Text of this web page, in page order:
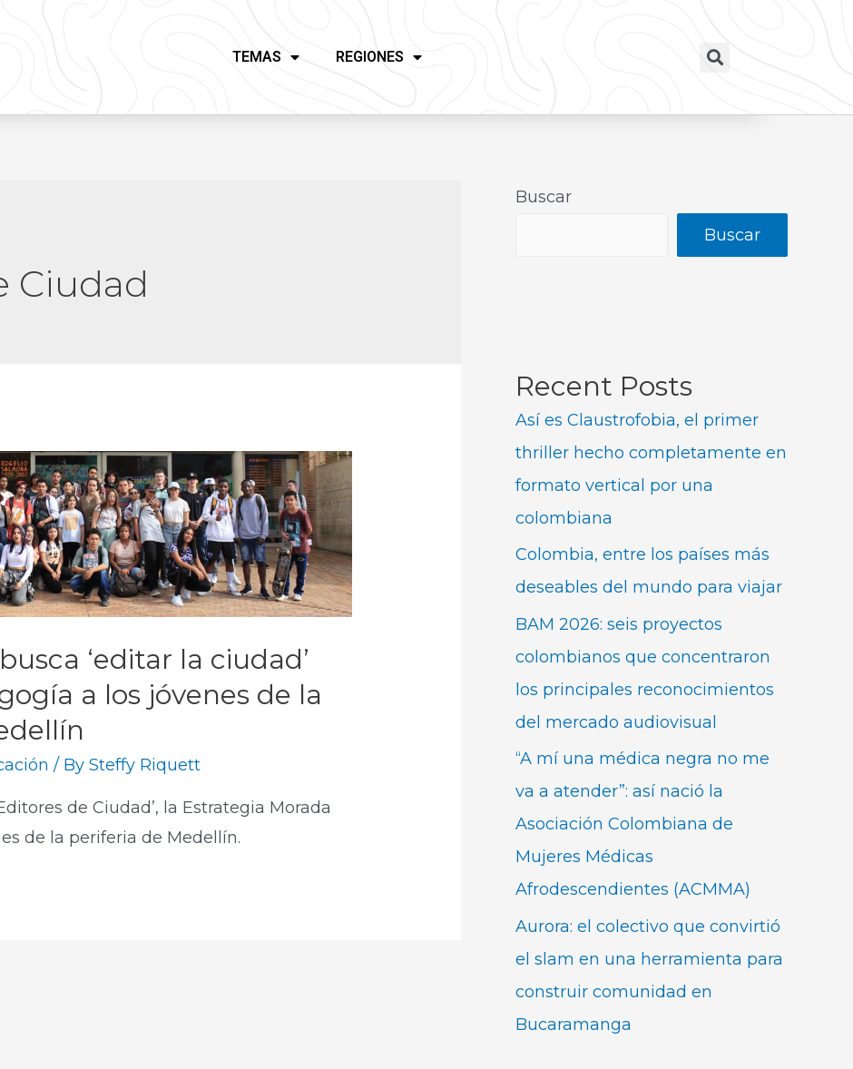
TEMAS REGIONES
Ciudad
‘editar la ciudad’
a los jóvenes de la
/ BySteffy Riquett
de Ciudad’, la Estrategia Morada
de la periferia de Medellín.
Buscar
Buscar
Recent Posts
Así es Claustrofobia, el primer
thriller hecho completamente en
formato vertical por una
colombiana
Colombia, entre los países más
deseables del mundo para viajar
BAM 2026: seis proyectos
colombianos que concentraron
los principales reconocimientos
del mercado audiovisual
“A mí una médica negra no me
va a atender”: así nació la
Asociación Colombiana de
Mujeres Médicas
Afrodescendientes (ACMMA)
Aurora: el colectivo que convirtió
el slam en una herramienta para
construir comunidad en
Bucaramanga